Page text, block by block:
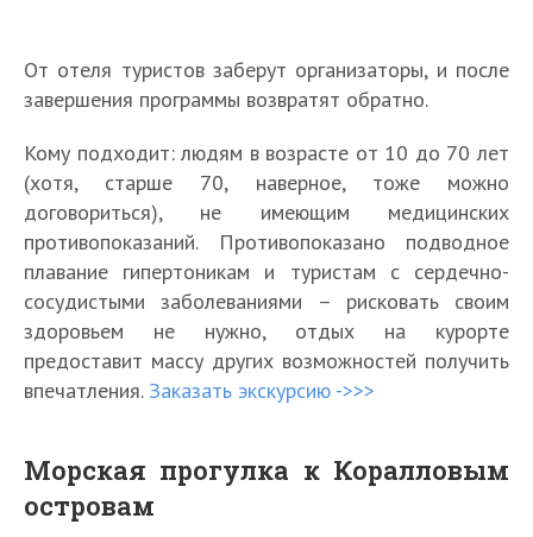
От отеля туристов заберут организаторы, и после
завершения программы возвратят обратно.
Кому подходит: людям в возрасте от 10 до 70 лет
(хотя, старше 70, наверное, тоже можно
договориться), не имеющим медицинских
противопоказаний. Противопоказано подводное
плавание гипертоникам и туристам с сердечно-
сосудистыми заболеваниями – рисковать своим
здоровьем не нужно, отдых на курорте
предоставит массу других возможностей получить
впечатления. Заказать экскурсию ->>>
Морская прогулка к Коралловым
островам